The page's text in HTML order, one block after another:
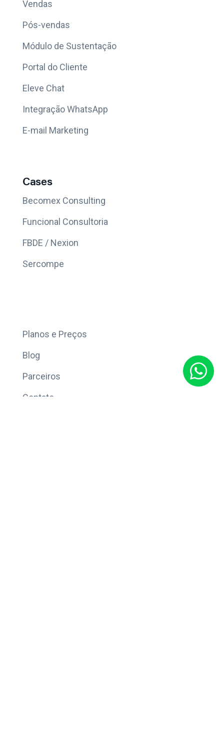
Vendas
Pós-vendas
Módulo de Sustentação
Portal do Cliente
Eleve Chat
Integração WhatsApp
E-mail Marketing
Cases
Becomex Consulting
Funcional Consultoria
FBDE / Nexion
Sercompe
Planos e Preços
Blog
Parceiros
Contato